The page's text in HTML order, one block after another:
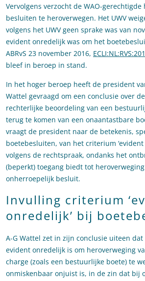
Vervolgens verzocht de WAO-gerechtigde
besluiten te heroverwegen. Het UWV
volgens het UWV geen sprake was van
evident onredelijk was om het
ABRvS 23 november 2016,
bleef in beroep in stand.
In het hoger beroep heeft de president
Wattel gevraagd om een conclusie over
rechterlijke beoordeling van een
terug te komen van een onaantastbare
vraagt de president naar de betekenis,
boetebesluiten, van het criterium ‘evident
volgens de rechtspraak, ondanks het
(beperkt) toegang biedt tot
onherroepelijk besluit.
Invulling criterium
onredelijk’ bij
A-G Wattel zet in zijn conclusie uiteen
evident onredelijk is om heroverweging
charge (zoals een bestuurlijke boete) te
onmiskenbaar onjuist is, in de zin dat bij